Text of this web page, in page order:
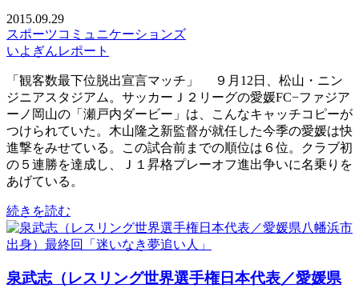
2015.09.29
スポーツコミュニケーションズ
いよぎんレポート
「観客数最下位脱出宣言マッチ」 ９月12日、松山・ニン
ジニアスタジアム。サッカーＪ２リーグの愛媛FC−ファジア
ーノ岡山の「瀬戸内ダービー」は、こんなキャッチコピーが
つけられていた。木山隆之新監督が就任した今季の愛媛は快
進撃をみせている。この試合前までの順位は６位。クラブ初
の５連勝を達成し、Ｊ１昇格プレーオフ進出争いに名乗りを
あげている。
続きを読む
泉武志（レスリング世界選手権日本代表／愛媛県